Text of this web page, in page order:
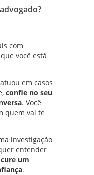
com
você está
em casos
confie no seu
. Você
quem vai te
investigação
entender
um
.